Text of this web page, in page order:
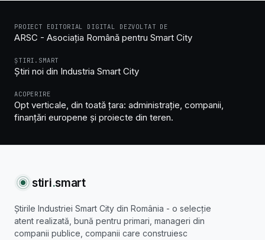
PROIECT EDITORIAL DIGITAL DEZVOLTAT DE
ARSC - Asociația Română pentru Smart City
ȘTIRI.SMART
Știri noi din Industria Smart City
ACOPERIRE
Opt verticale, din toată țara: administrație, companii,
finanțări europene și proiecte din teren.
stiri.smart
Știrile Industriei Smart City din România - o selecție
atent realizată, bună pentru primari, manageri din
companii publice, companii care construiesc